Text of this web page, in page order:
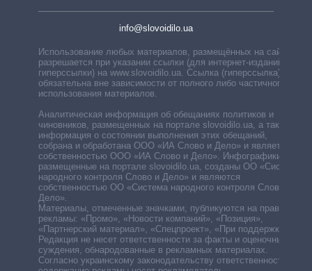
info@slovoidilo.ua
Использование любых материалов, размещённых на сайте,
разрешается при указании ссылки (для интернет-изданий —
гиперссылки) на www.slovoidilo.ua. Ссылка (гиперссылка)
обязательна вне зависимости от полного либо частичного
использования материалов.
Аналитическая информация об обещаниях политиков и
чиновников, размещенных на портале slovoidilo.ua, а также
информация о состоянии выполнения этих обещаний,
собрана и обработана ООО «ИА Слово и Дело» и является
собственностью ООО «ИА Слово и Дело». Инфографики,
размещенные на портале slovoidilo.ua, созданы ОО «Система
народного контроля Слово и Дело» и являются
собственностью ОО «Система народного контроля Слово и
Дело».
Материалы, отмеченные значками, публикуются на правах
рекламы: «Промо», «Новости компаний», «Позиция»,
«Партнерский материал», «Спецпроект», «При поддержке».
Редакция не несет ответственности за факты и оценочные
суждения, обнародованные в рекламных материалах.
Согласно украинскому законодательству ответственность за